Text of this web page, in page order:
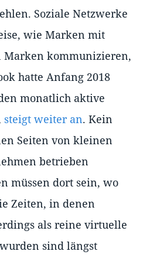
Soziale Netzwerke
wie Marken mit
Marken kommunizieren,
hatte Anfang 2018
monatlich aktive
steigt weiter an. Kein
Seiten von kleinen
betrieben
müssen dort sein, wo
Zeiten, in denen
als reine virtuelle
sind längst